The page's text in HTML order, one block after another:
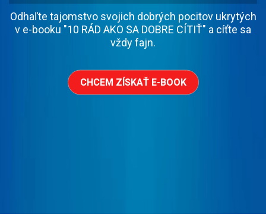
Odhaľte tajomstvo svojich dobrých pocitov ukrytých
v e-booku "10 RÁD AKO SA DOBRE CÍTIŤ" a cíťte sa
vždy fajn.
CHCEM ZÍSKAŤ E-BOOK